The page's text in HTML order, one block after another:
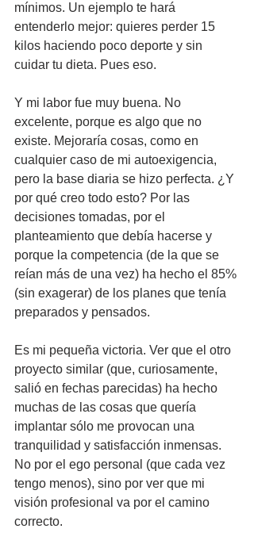
mínimos. Un ejemplo te hará
entenderlo mejor: quieres perder 15
kilos haciendo poco deporte y sin
cuidar tu dieta. Pues eso.
Y mi labor fue muy buena. No
excelente, porque es algo que no
existe. Mejoraría cosas, como en
cualquier caso de mi autoexigencia,
pero la base diaria se hizo perfecta. ¿Y
por qué creo todo esto? Por las
decisiones tomadas, por el
planteamiento que debía hacerse y
porque la competencia (de la que se
reían más de una vez) ha hecho el 85%
(sin exagerar) de los planes que tenía
preparados y pensados.
Es mi pequeña victoria. Ver que el otro
proyecto similar (que, curiosamente,
salió en fechas parecidas) ha hecho
muchas de las cosas que quería
implantar sólo me provocan una
tranquilidad y satisfacción inmensas.
No por el ego personal (que cada vez
tengo menos), sino por ver que mi
visión profesional va por el camino
correcto.